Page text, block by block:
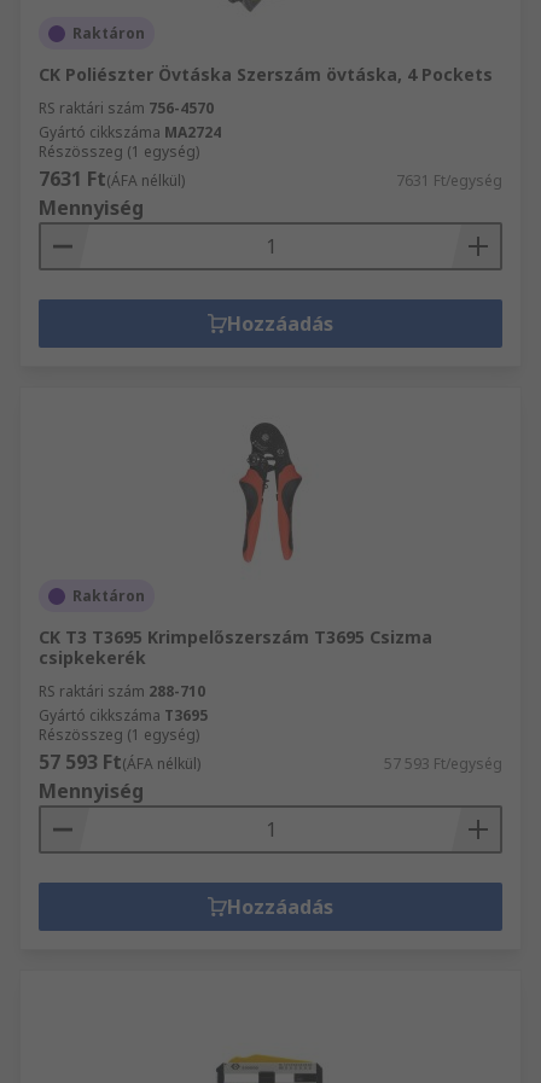
Raktáron
CK Poliészter Övtáska Szerszám övtáska, 4 Pockets
RS raktári szám 756-4570
Gyártó cikkszáma MA2724
Részösszeg (1 egység)
7631 Ft(ÁFA nélkül) 7631 Ft/egység
Mennyiség
Hozzáadás
Raktáron
CK T3 T3695 Krimpelőszerszám T3695 Csizma
csipkekerék
RS raktári szám 288-710
Gyártó cikkszáma T3695
Részösszeg (1 egység)
57 593 Ft(ÁFA nélkül) 57 593 Ft/egység
Mennyiség
Hozzáadás